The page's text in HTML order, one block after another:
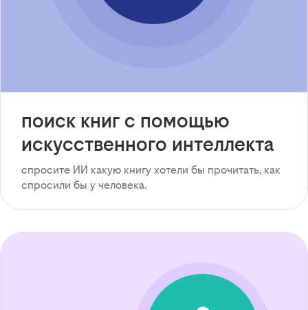
поиск книг с помощью
искусственного интеллекта
спросите ИИ какую книгу хотели бы прочитать, как
спросили бы у человека.